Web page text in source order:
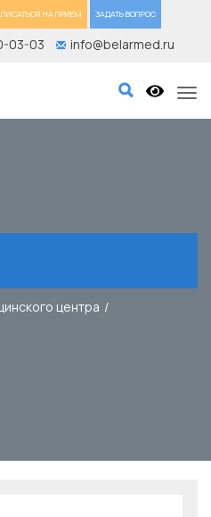
НА ПРИЕМ ЗАДАТЬ ВОПРОС
03-03 info@belarmed.ru
центра